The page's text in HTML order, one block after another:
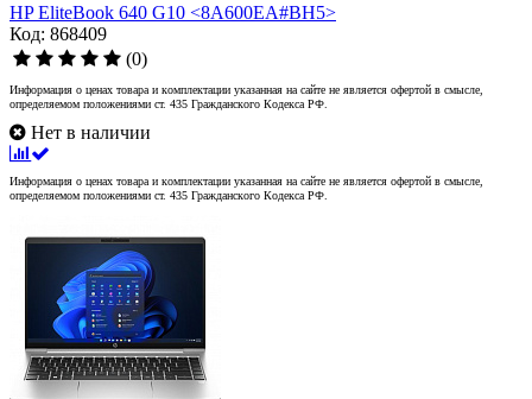
HP EliteBook 640 G10 <8A600EA#BH5>
Код: 868409
(0)
Информация о ценах товара и комплектации указанная на сайте не является офертой в смысле,
определяемом положениями ст. 435 Гражданского Кодекса РФ.
Нет в наличии
Информация о ценах товара и комплектации указанная на сайте не является офертой в смысле,
определяемом положениями ст. 435 Гражданского Кодекса РФ.